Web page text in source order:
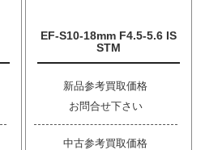
EF-S10-18mm F4.5-5.6 IS
STM
新品参考買取価格
お問合せ下さい
中古参考買取価格